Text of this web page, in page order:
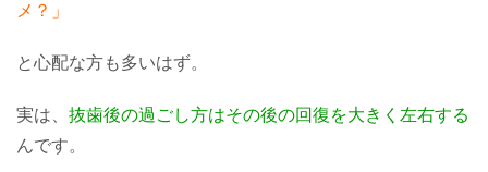
メ？」
と心配な方も多いはず。
実は、 抜歯後の過ごし方はその後の回復を大きく左右する
んです。